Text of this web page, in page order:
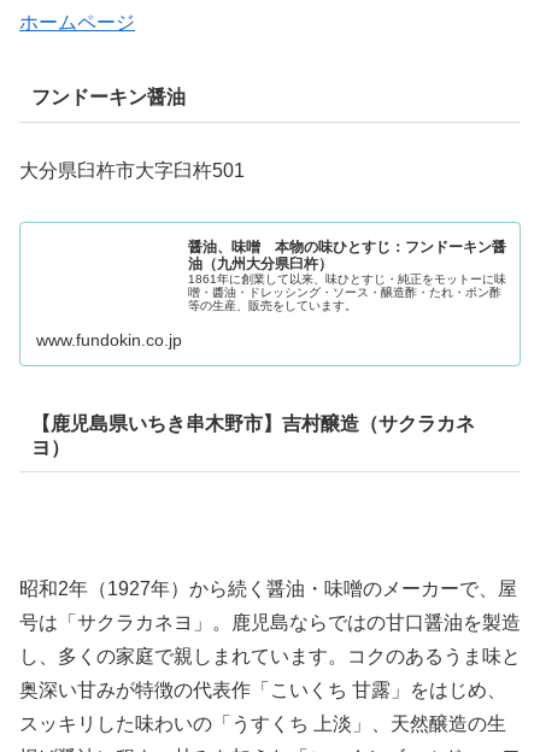
ホームページ
フンドーキン醤油
大分県臼杵市大字臼杵501
醤油、味噌 本物の味ひとすじ：フンドーキン醤
油（九州大分県臼杵）
1861年に創業して以来、味ひとすじ・純正をモットーに味
噌・醬油・ドレッシング・ソース・醸造酢・たれ・ポン酢
等の生産、販売をしています。
www.fundokin.co.jp
【鹿児島県いちき串木野市】吉村醸造（サクラカネ
ヨ）
昭和2年（1927年）から続く醤油・味噌のメーカーで、屋
号は「サクラカネヨ」。鹿児島ならではの甘口醤油を製造
し、多くの家庭で親しまれています。コクのあるうま味と
奥深い甘みが特徴の代表作「こいくち 甘露」をはじめ、
スッキリした味わいの「うすくち 上淡」、天然醸造の生